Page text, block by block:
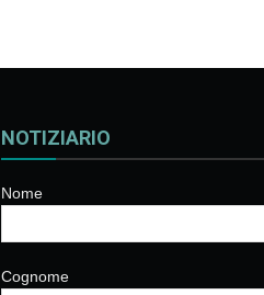
NOTIZIARIO
Nome
Cognome